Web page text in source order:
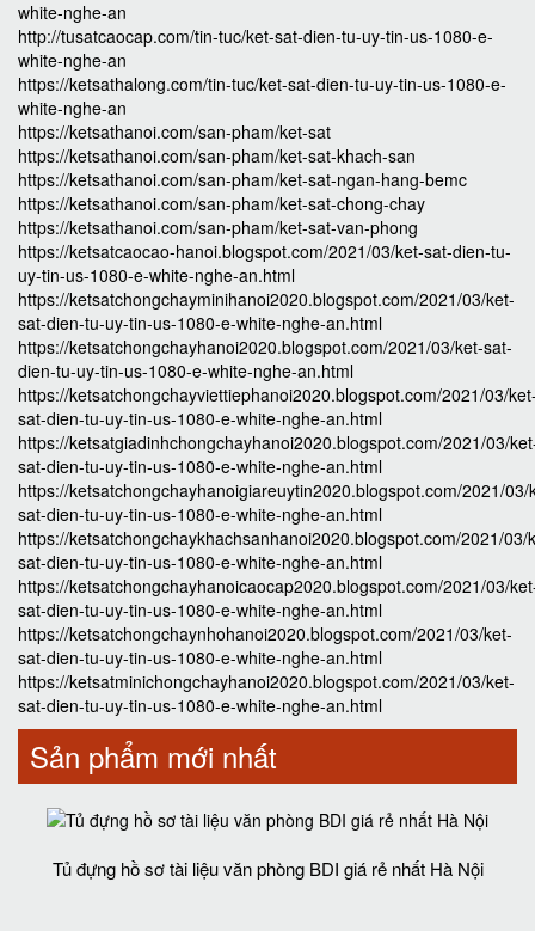
white-nghe-an
http://tusatcaocap.com/tin-tuc/ket-sat-dien-tu-uy-tin-us-1080-e-
white-nghe-an
https://ketsathalong.com/tin-tuc/ket-sat-dien-tu-uy-tin-us-1080-e-
white-nghe-an
https://ketsathanoi.com/san-pham/ket-sat
https://ketsathanoi.com/san-pham/ket-sat-khach-san
https://ketsathanoi.com/san-pham/ket-sat-ngan-hang-bemc
https://ketsathanoi.com/san-pham/ket-sat-chong-chay
https://ketsathanoi.com/san-pham/ket-sat-van-phong
https://ketsatcaocao-hanoi.blogspot.com/2021/03/ket-sat-dien-tu-
uy-tin-us-1080-e-white-nghe-an.html
https://ketsatchongchayminihanoi2020.blogspot.com/2021/03/ket-
sat-dien-tu-uy-tin-us-1080-e-white-nghe-an.html
https://ketsatchongchayhanoi2020.blogspot.com/2021/03/ket-sat-
dien-tu-uy-tin-us-1080-e-white-nghe-an.html
https://ketsatchongchayviettiephanoi2020.blogspot.com/2021/03/
sat-dien-tu-uy-tin-us-1080-e-white-nghe-an.html
https://ketsatgiadinhchongchayhanoi2020.blogspot.com/2021/03/
sat-dien-tu-uy-tin-us-1080-e-white-nghe-an.html
https://ketsatchongchayhanoigiareuytin2020.blogspot.com/2021/03/
sat-dien-tu-uy-tin-us-1080-e-white-nghe-an.html
https://ketsatchongchaykhachsanhanoi2020.blogspot.com/2021/03/
sat-dien-tu-uy-tin-us-1080-e-white-nghe-an.html
https://ketsatchongchayhanoicaocap2020.blogspot.com/2021/03/
sat-dien-tu-uy-tin-us-1080-e-white-nghe-an.html
https://ketsatchongchaynhohanoi2020.blogspot.com/2021/03/ket-
sat-dien-tu-uy-tin-us-1080-e-white-nghe-an.html
https://ketsatminichongchayhanoi2020.blogspot.com/2021/03/ket-
sat-dien-tu-uy-tin-us-1080-e-white-nghe-an.html
Sản phẩm mới nhất
Tủ đựng hồ sơ tài liệu văn phòng BDI giá rẻ nhất Hà Nội